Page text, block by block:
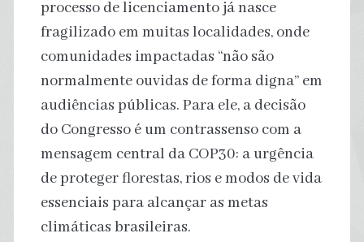
processo de licenciamento já nasce
fragilizado em muitas localidades, onde
comunidades impactadas “não são
normalmente ouvidas de forma digna” em
audiências públicas. Para ele, a decisão
do Congresso é um contrassenso com a
mensagem central da COP30: a urgência
de proteger florestas, rios e modos de vida
essenciais para alcançar as metas
climáticas brasileiras.